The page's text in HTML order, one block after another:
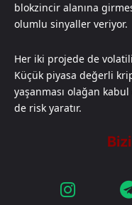
blokzincir alanına
olumlu sinyaller veriyor.
Her iki projede de
Küçük piyasa değerli
yaşanması olağan
de risk yaratır.